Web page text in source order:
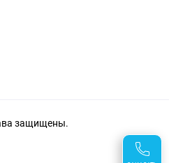
защищены.